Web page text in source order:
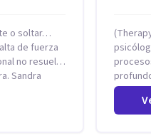
o soltar…
de fuerza
no resuelta
está
y